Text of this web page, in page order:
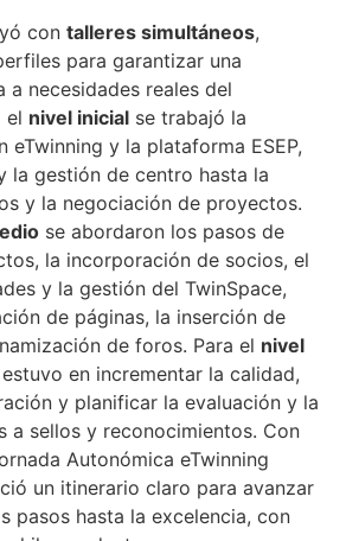
con talleres simultáneos,
para garantizar una
a necesidades reales del
el nivel inicial se trabajó la
eTwinning y la plataforma ESEP,
la gestión de centro hasta la
y la negociación de proyectos.
se abordaron los pasos de
la incorporación de socios, el
y la gestión del TwinSpace,
de páginas, la inserción de
de foros. Para el nivel
en incrementar la calidad,
y planificar la evaluación y la
a sellos y reconocimientos. Con
Autonómica eTwinning
un itinerario claro para avanzar
pasos hasta la excelencia, con